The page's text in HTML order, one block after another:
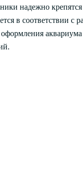
надежно
в соответствии с